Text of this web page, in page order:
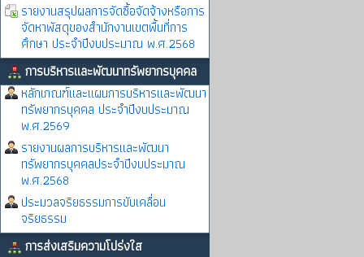
รายงานสรุปผลการจัดซื้อจัดจ้างหรือการ
จัดหาพัสดุของสำนักงานเขตพื้นที่การ
ศึกษา ประจำปีงบประมาณ พ.ศ.2568
การบริหารและพัฒนาทรัพยากรบุคคล
หลักเกณฑ์และแผนการบริหารและพัฒนา
ทรัพยากรบุคคล ประจำปีงบประมาณ
พ.ศ.2569
รายงานผลการบริหารและพัฒนา
ทรัพยากรบุคคลประจำปีงบประมาณ
พ.ศ.2568
ประมวลจริยธรรมการขับเคลื่อน
จริยธรรม
การส่งเสริมความโปร่งใส